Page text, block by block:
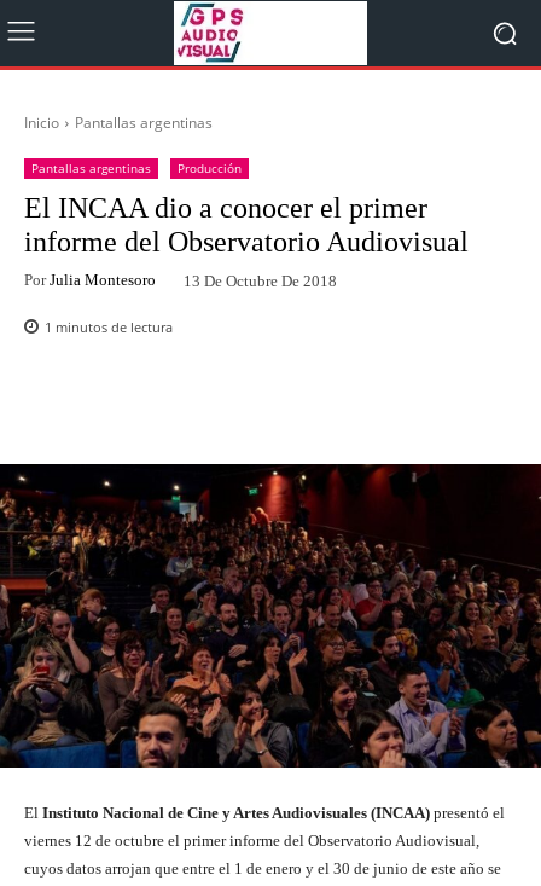
Inicio Pantallas argentinas
Pantallas argentinas Producción
El INCAA dio a conocer el primer
informe del Observatorio Audiovisual
Por Julia Montesoro 13 De Octubre De 2018
1 minutos de lectura
El Instituto Nacional de Cine y Artes Audiovisuales (INCAA) presentó el
viernes 12 de octubre el primer informe del Observatorio Audiovisual,
cuyos datos arrojan que entre el 1 de enero y el 30 de junio de este año se